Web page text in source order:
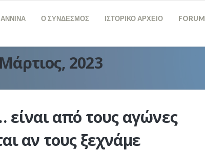
Ο ΣΥΝΔΕΣΜΟΣ ΙΣΤΟΡΙΚΟ ΑΡΧΕΙΟ FORUM
Μάρτιος, 2023
από τους αγώνες
αν τους ξεχνάμε